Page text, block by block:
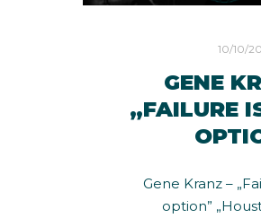
10/10/
GENE
„FAILURE
Gene Kranz –
option”